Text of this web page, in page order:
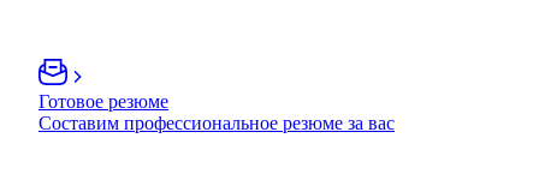
Готовое резюме
Составим профессиональное резюме за вас